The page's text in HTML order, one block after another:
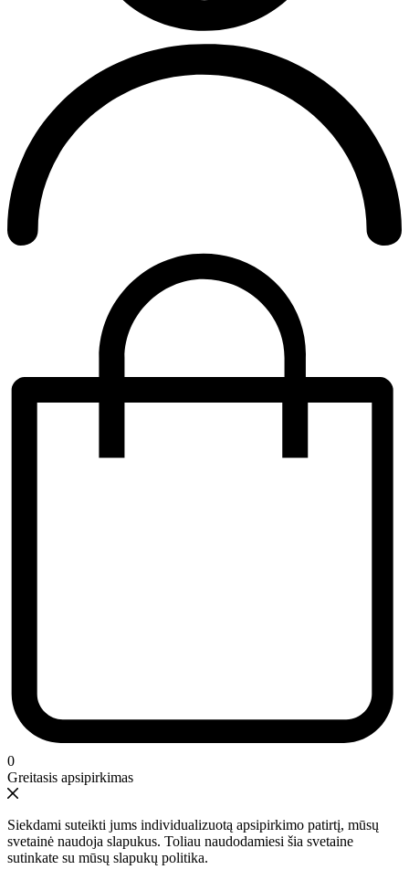
0
Greitasis apsipirkimas
Siekdami suteikti jums individualizuotą apsipirkimo patirtį, mūsų
svetainė naudoja slapukus. Toliau naudodamiesi šia svetaine
sutinkate su mūsų slapukų politika.